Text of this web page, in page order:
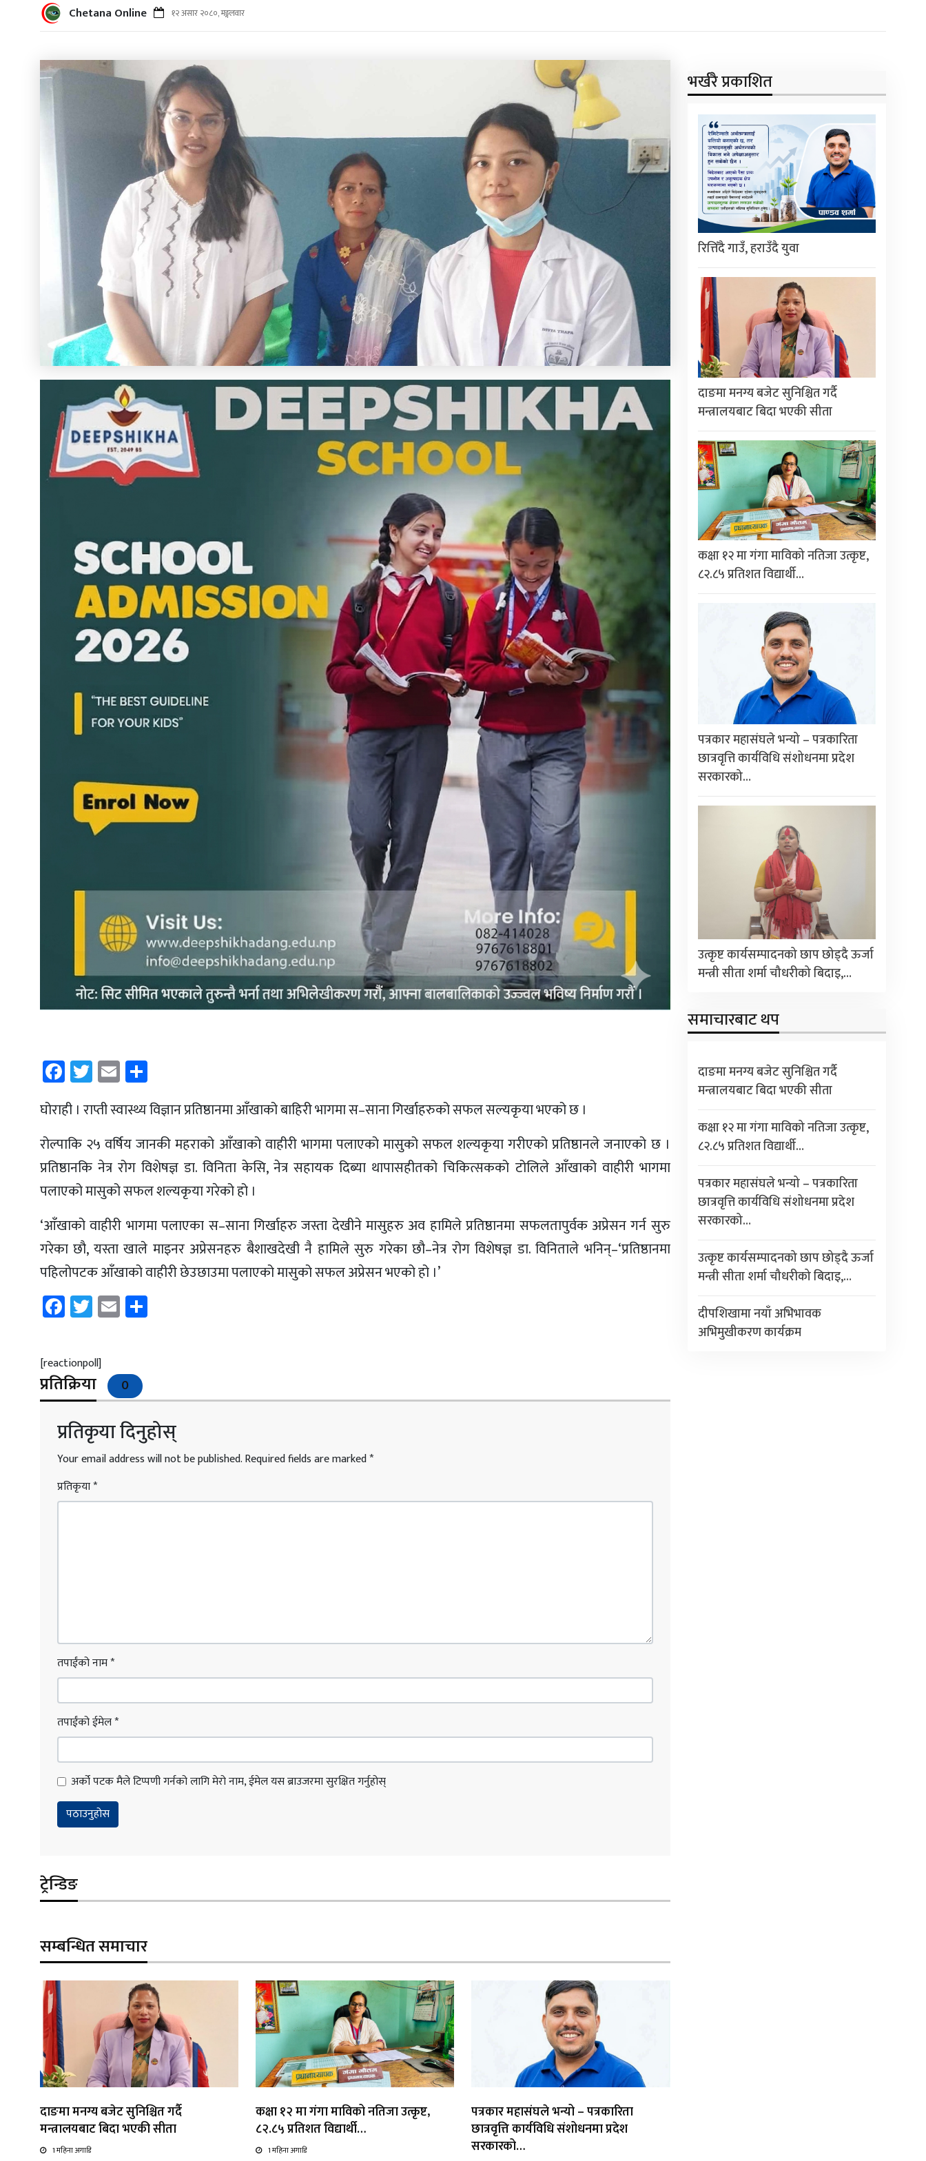
Chetana Online १२ असार २०८०, मङ्गलवार
Facebook
Twitter
Email
घोराही । राप्ती स्वास्थ्य विज्ञान प्रतिष्ठानमा आँखाको बाहिरी भागमा स–साना गिर्खाहरुको सफल सल्यकृया भएको छ ।
रोल्पाकि २५ वर्षिय जानकी महराको आँखाको वाहीरी भागमा पलाएको मासुको सफल शल्यकृया गरीएको प्रतिष्ठानले जनाएको छ ।
प्रतिष्ठानकि नेत्र रोग विशेषज्ञ डा. विनिता केसि, नेत्र सहायक दिब्या थापासहीतको चिकित्सकको टोलिले आँखाको वाहीरी भागमा
पलाएको मासुको सफल शल्यकृया गरेको हो ।
‘आँखाको वाहीरी भागमा पलाएका स–साना गिर्खाहरु जस्ता देखीने मासुहरु अव हामिले प्रतिष्ठानमा सफलतापुर्वक अप्रेसन गर्न सुरु
गरेका छौ, यस्ता खाले माइनर अप्रेसनहरु बैशाखदेखी नै हामिले सुरु गरेका छौ–नेत्र रोग विशेषज्ञ डा. विनिताले भनिन्–‘प्रतिष्ठानमा
पहिलोपटक आँखाको वाहीरी छेउछाउमा पलाएको मासुको सफल अप्रेसन भएको हो ।’
Facebook
Twitter
Email
[reactionpoll]
प्रतिक्रिया 0
प्रतिकृया दिनुहोस्
Your email address will not be published.Required fields are marked*
प्रतिकृया*
तपाईंको नाम*
तपाईंको ईमेल*
अर्को पटक मैले टिप्पणी गर्नको लागि मेरो नाम, ईमेल यस ब्राउजरमा सुरक्षित गर्नुहोस्
ट्रेन्डिङ
सम्बन्धित समाचार
दाङमा मनग्य बजेट सुनिश्चित गर्दै
मन्त्रालयबाट बिदा भएकी सीता
1 महिना अगाडि
कक्षा १२ मा गंगा माविको नतिजा उत्कृष्ट,
८२.८५ प्रतिशत विद्यार्थी…
1 महिना अगाडि
पत्रकार महासंघले भन्यो – पत्रकारिता
छात्रवृत्ति कार्यविधि संशोधनमा प्रदेश
सरकारको…
भर्खरै प्रकाशित
रित्तिँदै गाउँ, हराउँदै युवा
दाङमा मनग्य बजेट सुनिश्चित गर्दै
मन्त्रालयबाट बिदा भएकी सीता
कक्षा १२ मा गंगा माविको नतिजा उत्कृष्ट,
८२.८५ प्रतिशत विद्यार्थी…
पत्रकार महासंघले भन्यो – पत्रकारिता
छात्रवृत्ति कार्यविधि संशोधनमा प्रदेश
सरकारको…
उत्कृष्ट कार्यसम्पादनको छाप छोड्दै ऊर्जा
मन्त्री सीता शर्मा चौधरीको बिदाइ,…
समाचारबाट थप
दाङमा मनग्य बजेट सुनिश्चित गर्दै
मन्त्रालयबाट बिदा भएकी सीता
कक्षा १२ मा गंगा माविको नतिजा उत्कृष्ट,
८२.८५ प्रतिशत विद्यार्थी…
पत्रकार महासंघले भन्यो – पत्रकारिता
छात्रवृत्ति कार्यविधि संशोधनमा प्रदेश
सरकारको…
उत्कृष्ट कार्यसम्पादनको छाप छोड्दै ऊर्जा
मन्त्री सीता शर्मा चौधरीको बिदाइ,…
दीपशिखामा नयाँ अभिभावक
अभिमुखीकरण कार्यक्रम